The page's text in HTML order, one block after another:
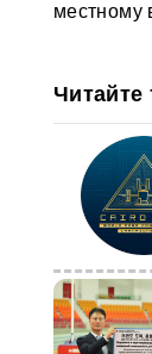
местному
Читайте